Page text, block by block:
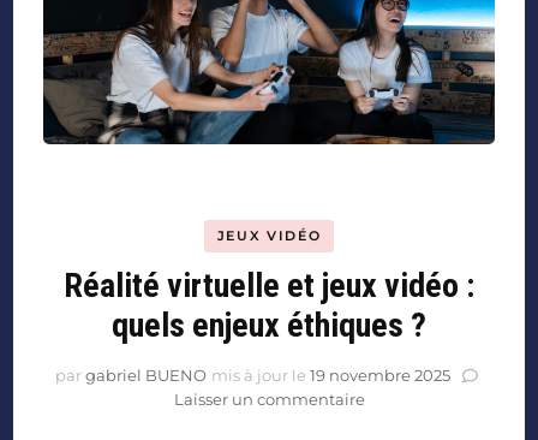
JEUX VIDÉO
Réalité virtuelle et jeux vidéo :
quels enjeux éthiques ?
pargabriel BUENO mis à jour le 19 novembre 2025
Laisser un commentaire